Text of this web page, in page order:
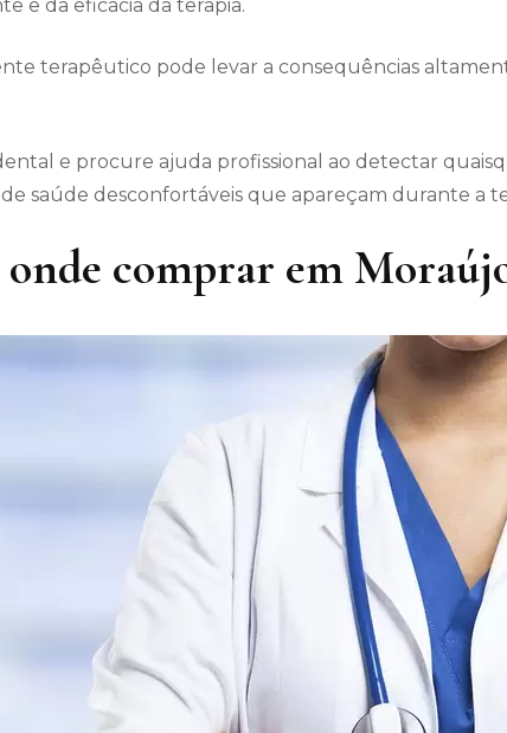
e da eficácia da terapia.
terapêutico pode levar a consequências
e procure ajuda profissional ao detectar
saúde desconfortáveis ​​que apareçam durante a
comprar em